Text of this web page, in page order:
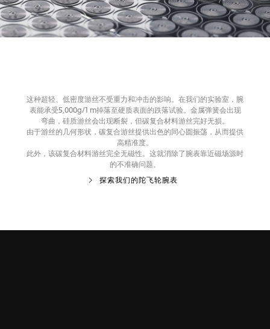
这种超轻、低密度游丝不受重力和冲击的影响。在我们的实验室，腕
表能承受5,000g/1 m掉落至硬质表面的跌落试验。金属弹簧会出现
弯曲，硅质游丝会出现断裂，但碳复合材料游丝完好无损。
由于游丝的几何形状，碳复合游丝提供出色的同心圆振荡，从而提供
高精准度。
此外，该碳复合材料游丝完全无磁性。这就消除了腕表靠近磁场源时
的不准确问题。
探索我们的陀飞轮腕表